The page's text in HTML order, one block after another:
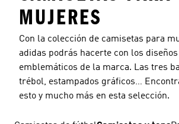
MUJERES
Con la colección de camisetas para
adidas podrás hacerte con los
emblemáticos de la marca. Las tres
trébol, estampados gráficos…
esto y mucho más en esta selección.